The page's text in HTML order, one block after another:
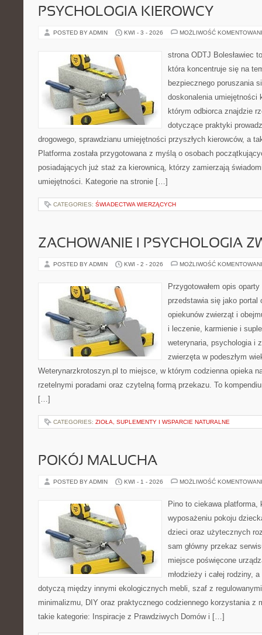
PSYCHOLOGIA KIEROWCY
POSTED BY ADMIN KWI - 3 - 2026 MOŻLIWOŚĆ
strona ODTJ Bolesławiec
która koncentruje się na
bezpiecznego poruszania
doskonalenia umiejętności
którym odbiorca znajdzie
dotyczące praktyki
drogowego, sprawdzianu umiejętności przyszłych kierowców, a
Platforma została przygotowana z myślą o osobach
posiadających już staż za kierownicą, którzy zamierzają
umiejętności. Kategorie na stronie […]
CATEGORIES: ŚWIADECTWA WIERZĄCYCH
ZACHOWANIE I PSYCHOLOGIA
POSTED BY ADMIN KWI - 2 - 2026 MOŻLIWOŚĆ
Przygotowałem opis
przedstawia się jako portal
opiekunów zwierząt i
i leczenie, karmienie i
weterynaria, psychologia i
zwierzęta w podeszłym
Weterynarzkrotoszyn.pl to miejsce, w którym codzienna opieka
rzetelnymi poradami oraz czytelną formą przekazu. To
[…]
CATEGORIES: ZIOŁA, SUPLEMENTY I WSPARCIE NATURALNE
POKÓJ MALUCHA
POSTED BY ADMIN KWI - 1 - 2026 MOŻLIWOŚĆ
Pino to ciekawa platforma,
wyposażeniu pokoju
dzieci oraz użytecznych
sam główny przekaz
miejsce poświęcone
młodzieży i całej rodziny,
dotyczą między innymi ekologicznych mebli, szaf z regulowanymi
minimalizmu, DIY oraz praktycznego codziennego korzystania z
takie kategorie: Inspiracje z Prawdziwych Domów i […]